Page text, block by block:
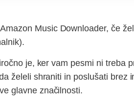
Music Downloader, če
je, ker vam pesmi ni treba
želeli shraniti in poslušati brez
glavne značilnosti.